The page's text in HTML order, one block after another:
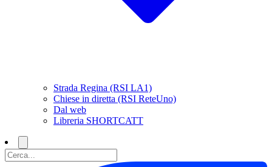
Strada Regina (RSI LA1)
Chiese in diretta (RSI ReteUno)
Dal web
Libreria SHORTCATT